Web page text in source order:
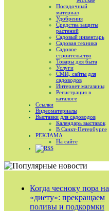
Посадочный
материал
Удобрения
Средства защиты
растений
Садовый инвентарь
Садовая техника
Садовое
строительство
Товары для быта
Услуги
СМИ, сайты для
садоводов
Интернет магазины
Регистрация в
каталоге
Ссылки
Видеоматериалы
Выставки для садоводов
Календарь выставок
В Санкт-Петербурге
РЕКЛАМА
На сайте
RSS
Когда чесноку пора на
«диету»: прекращаем
поливы и подкормки